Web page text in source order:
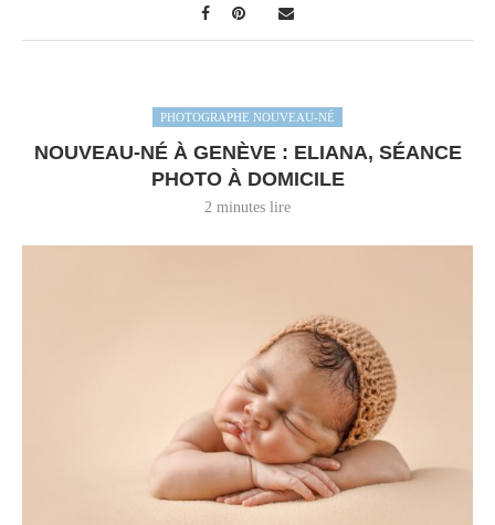
PHOTOGRAPHE NOUVEAU-NÉ
NOUVEAU-NÉ À GENÈVE : ELIANA, SÉANCE
PHOTO À DOMICILE
2 minutes lire